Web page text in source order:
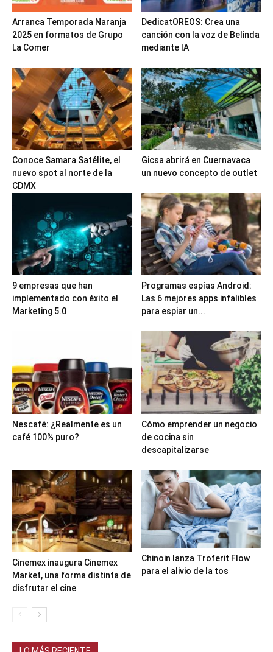
Arranca Temporada Naranja
2025 en formatos de Grupo
La Comer
DedicatOREOS: Crea una
canción con la voz de Belinda
mediante IA
Conoce Samara Satélite, el
nuevo spot al norte de la
CDMX
Gicsa abrirá en Cuernavaca
un nuevo concepto de outlet
9 empresas que han
implementado con éxito el
Marketing 5.0
Programas espías Android:
Las 6 mejores apps infalibles
para espiar un...
Nescafé: ¿Realmente es un
café 100% puro?
Cómo emprender un negocio
de cocina sin
descapitalizarse
Cinemex inaugura Cinemex
Market, una forma distinta de
disfrutar el cine
Chinoin lanza Troferit Flow
para el alivio de la tos